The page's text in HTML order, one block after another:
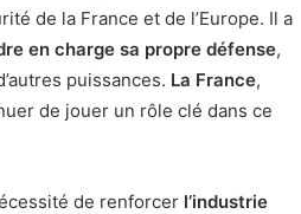
de la France et de l’Europe. Il a
en charge sa propre défense,
puissances. La France,
de jouer un rôle clé dans ce
de renforcer l’industrie